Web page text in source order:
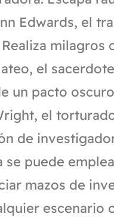
Edwards, el
milagros
el
un pacto
el
de
se puede
mazos de
escenario